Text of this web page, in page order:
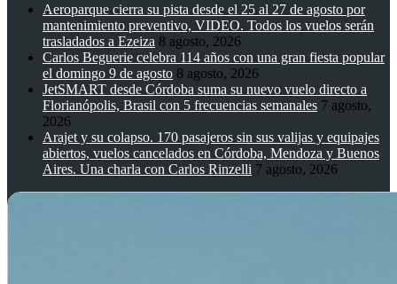
Aeroparque cierra su pista desde el 25 al 27 de agosto por
mantenimiento preventivo, VIDEO. Todos los vuelos serán
trasladados a Ezeiza 8 agosto, 2026
Carlos Beguerie celebra 114 años con una gran fiesta popular
el domingo 9 de agosto 8 agosto, 2026
JetSMART desde Córdoba suma su nuevo vuelo directo a
Florianópolis, Brasil con 5 frecuencias semanales 7 agosto,
2026
Arajet y su colapso. 170 pasajeros sin sus valijas y equipajes
abiertos, vuelos cancelados en Córdoba, Mendoza y Buenos
Aires. Una charla con Carlos Rinzelli 7 agosto, 2026